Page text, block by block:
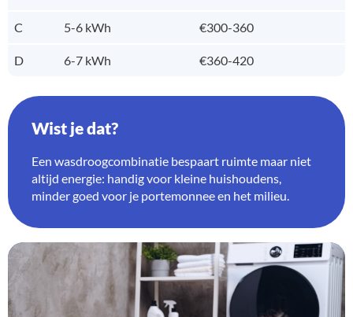
C 5-6 kWh €300-360
D 6-7 kWh €360-420
Wist je dat?
Een wasdroogcombinatie bespaart ruimte maar niet
altijd energie: handig voor kleine huishoudens,
minder goed voor je portemonnee en het milieu.